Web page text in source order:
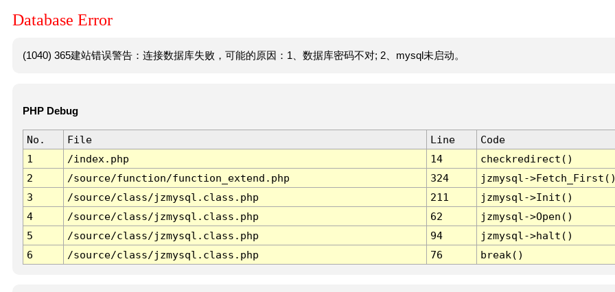
Database Error
(1040) 365建站错误警告：连接数据库失败，可能的原因：1、数据库密码不对; 2、mysql未启动。
PHP Debug
No. File Line
Code
1
/index.php 14
checkredirect()
2
/source/function/function_extend.php 324
jzmysql-
3
/source/class/jzmysql.class.php 211
jzmysql->Init()
4
/source/class/jzmysql.class.php 62
jzmysql->Open()
5
/source/class/jzmysql.class.php 94
jzmysql->halt()
6
/source/class/jzmysql.class.php 76 break()